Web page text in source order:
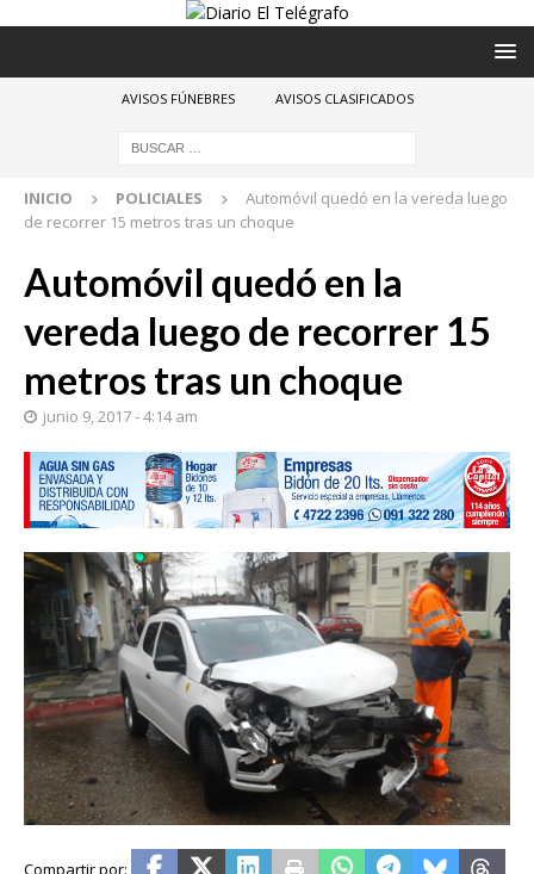
AVISOS FÚNEBRES AVISOS CLASIFICADOS
INICIO POLICIALES
Automóvil quedó en la vereda luego
de recorrer 15 metros tras un choque
Automóvil quedó en la
vereda luego de recorrer 15
metros tras un choque
junio 9, 2017 - 4:14 am